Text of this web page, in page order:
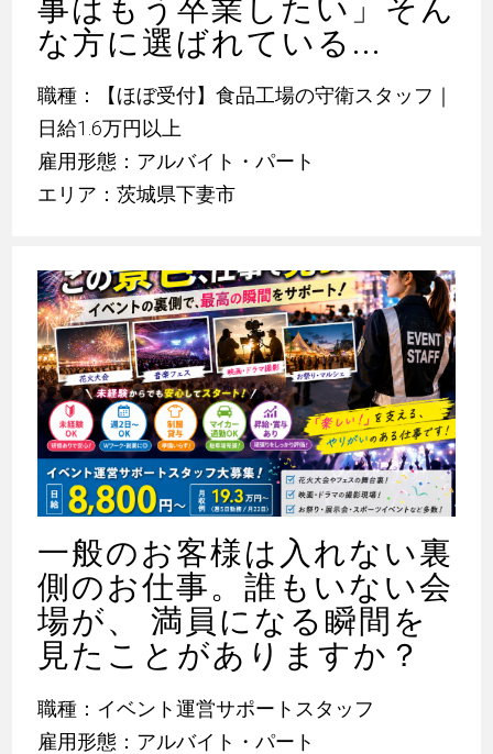
事はもう卒業したい」そん
な方に選ばれている...
職種：【ほぼ受付】食品工場の守衛スタッフ｜
日給1.6万円以上
雇用形態：アルバイト・パート
エリア：茨城県下妻市
一般のお客様は入れない裏
側のお仕事。誰もいない会
場が、 満員になる瞬間を
見たことがありますか？
職種：イベント運営サポートスタッフ
雇用形態：アルバイト・パート